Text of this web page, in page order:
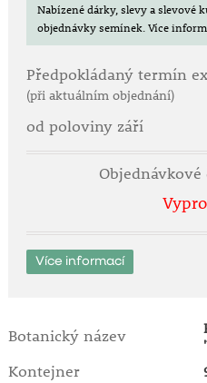
Nabízené dárky, slevy a slevové
objednávky semínek.Více
Předpokládaný termín
(při aktuálním objednání)
od poloviny září
Objednávkové
Více informací
Botanický název
Kontejner